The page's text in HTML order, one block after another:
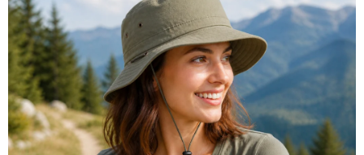
0,0
z
5
hvězdiček.